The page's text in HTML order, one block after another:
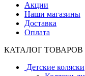
Акции
Наши магазины
Доставка
Оплата
КАТАЛОГ ТОВАРОВ
Детские коляски